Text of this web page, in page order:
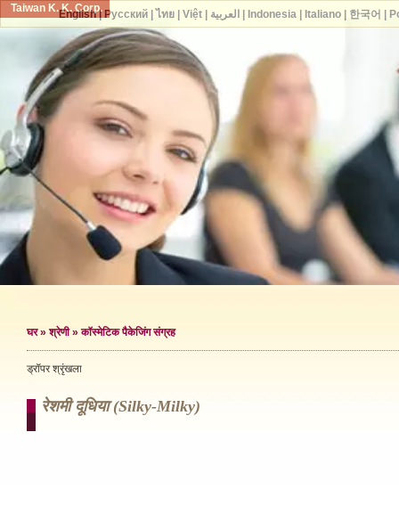
Taiwan K. K. Corp.
घर»श्रेणी»कॉस्मेटिक पैकेजिंग संग्रह
ड्रॉपर श्रृंखला
रेशमी दूधिया (silky-Milky)
English| Русский| ไทย| Việt| العربية Indonesia| Italiano| 한국어